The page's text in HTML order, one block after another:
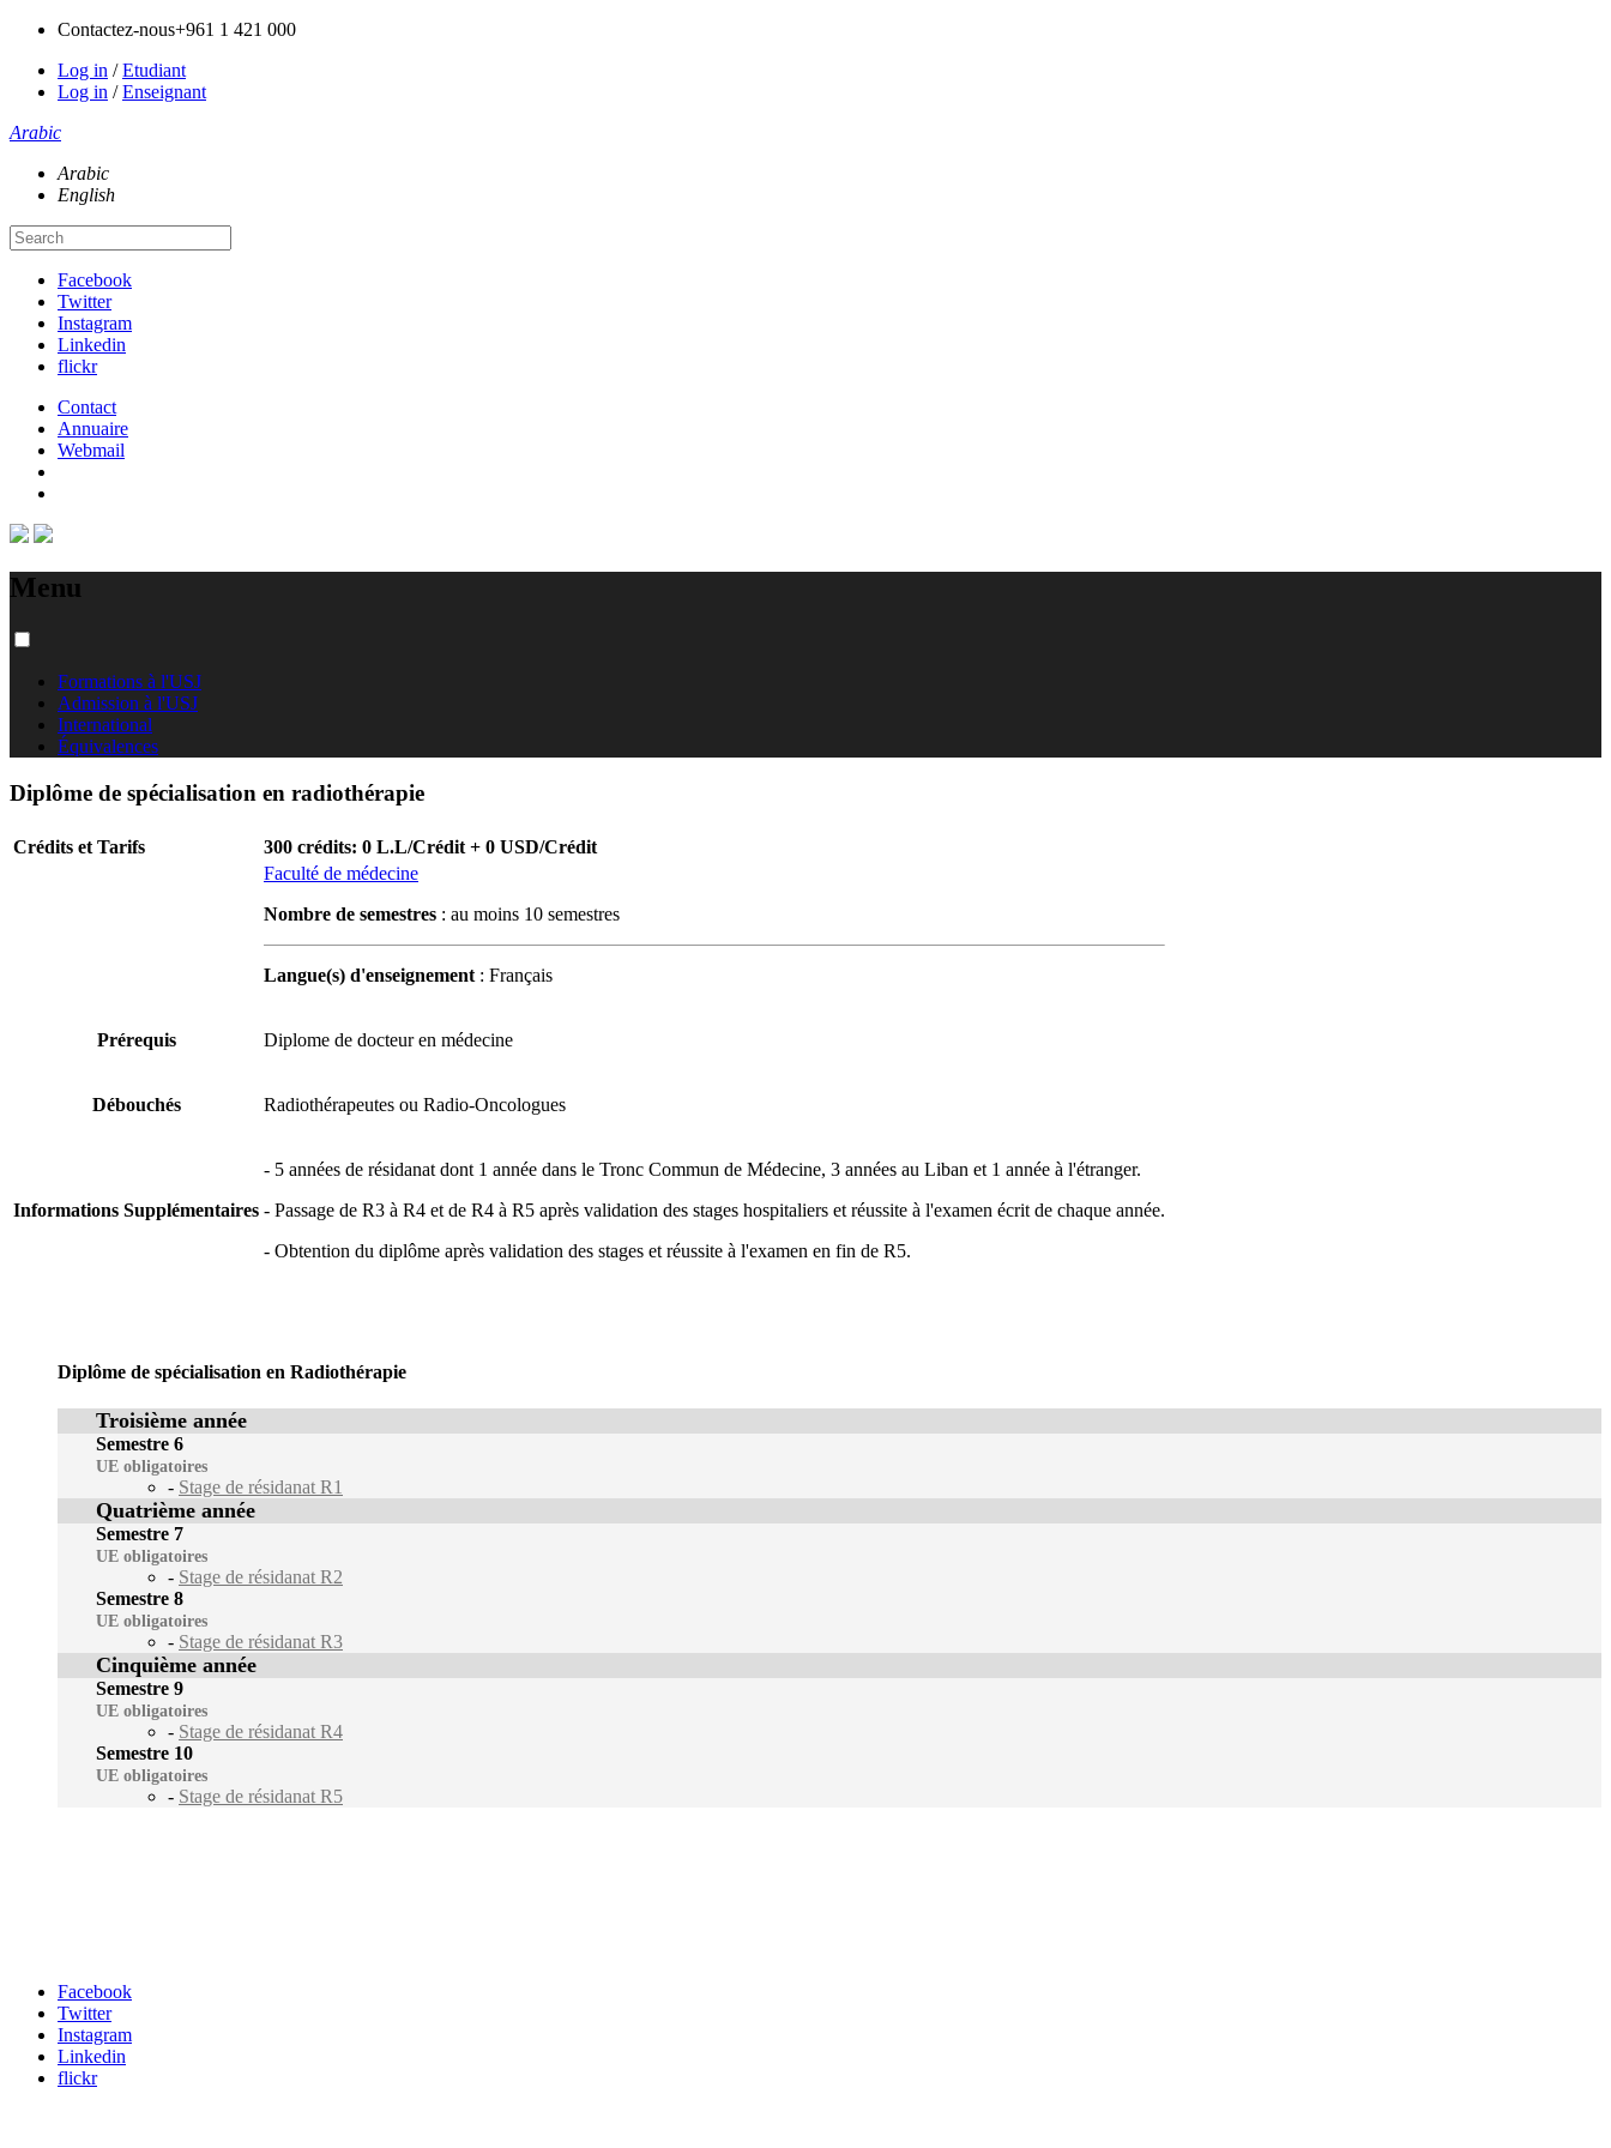
Contactez-nous+961 1 421 000
Log in /Etudiant
Log in /Enseignant
Arabic
Arabic
English
Facebook
Twitter
Instagram
Linkedin
flickr
Contact
Annuaire
Webmail
Menu
Formations à l'USJ
Admission à l'USJ
International
Équivalences
Diplôme de spécialisation en radiothérapie
Crédits et Tarifs
300 crédits: 0 L.L/Crédit + 0 USD/Crédit
Faculté de médecine
Nombre de semestres : au moins 10 semestres
Langue(s) d'enseignement : Français
Prérequis Diplome de docteur en médecine
Débouchés Radiothérapeutes ou Radio-Oncologues
Informations Supplémentaires
- 5 années de résidanat dont 1 année dans le Tronc Commun de Médecine, 3 années au Liban et 1 année à l'étranger.
- Passage de R3 à R4 et de R4 à R5 après validation des stages hospitaliers et réussite à l'examen écrit de chaque année.
- Obtention du diplôme après validation des stages et réussite à l'examen en fin de R5.
Diplôme de spécialisation en Radiothérapie
Troisième année
Semestre 6
UE obligatoires
- Stage de résidanat R1
Quatrième année
Semestre 7
UE obligatoires
- Stage de résidanat R2
Semestre 8
UE obligatoires
- Stage de résidanat R3
Cinquième année
Semestre 9
UE obligatoires
- Stage de résidanat R4
Semestre 10
UE obligatoires
- Stage de résidanat R5
Facebook
Twitter
Instagram
Linkedin
flickr